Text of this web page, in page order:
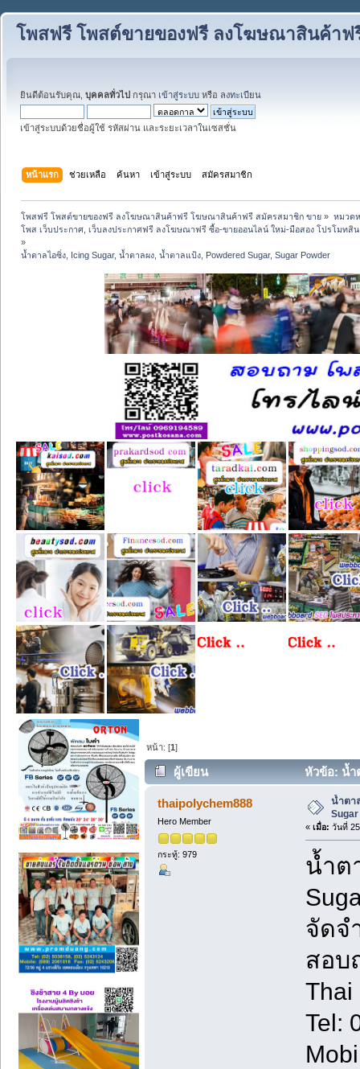
โพสฟรี โพสต์ขายของฟรี ลงโฆษณาสินค้า
ยินดีต้อนรับคุณ, บุคคลทั่วไป กรุณา เข้าสู่ระบบ หรือ ลงทะเบียน
เข้าสู่ระบบด้วยชื่อผู้ใช้ รหัสผ่าน และระยะเวลาในเซสชั่น
หน้าแรก ช่วยเหลือ ค้นหา เข้าสู่ระบบ สมัครสมาชิก
โพสฟรี โพสต์ขายของฟรี ลงโฆษณาสินค้าฟรี โฆษณาสินค้าฟรี สมัครสมาชิก ขาย » หมวด
โพส เว็บประกาศ, เว็บลงประกาศฟรี ลงโฆษณาฟรี ซื้อ-ขายออนไลน์ ใหม่-มือสอง โปรโมทสิ
»
น้ำตาลไอซิ่ง, Icing Sugar, น้ำตาลผง, น้ำตาลแป้ง, Powdered Sugar, Sugar Powder
หน้า: [1]
ผู้เขียน หัวข้อ: น้ำ
thaipolychem888
Hero Member
กระทู้: 979
น้ำตา
« เมื่อ: วันที่
น้ำต
จัดจ
สอบ
Thai
Tel: